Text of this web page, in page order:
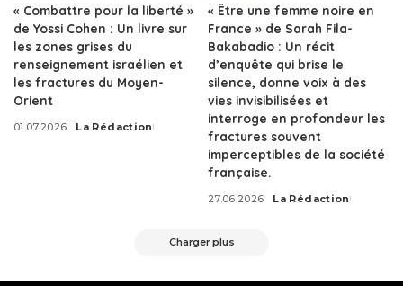
« Combattre pour la liberté »
de Yossi Cohen : Un livre sur
les zones grises du
renseignement israélien et
les fractures du Moyen-
Orient
01.07.2026
Posted
La Rédaction
« Être une femme noire en
France » de Sarah Fila-
Bakabadio : Un récit
d’enquête qui brise le
silence, donne voix à des
vies invisibilisées et
interroge en profondeur les
fractures souvent
imperceptibles de la société
française.
27.06.2026
Posted
La Rédaction
Charger plus